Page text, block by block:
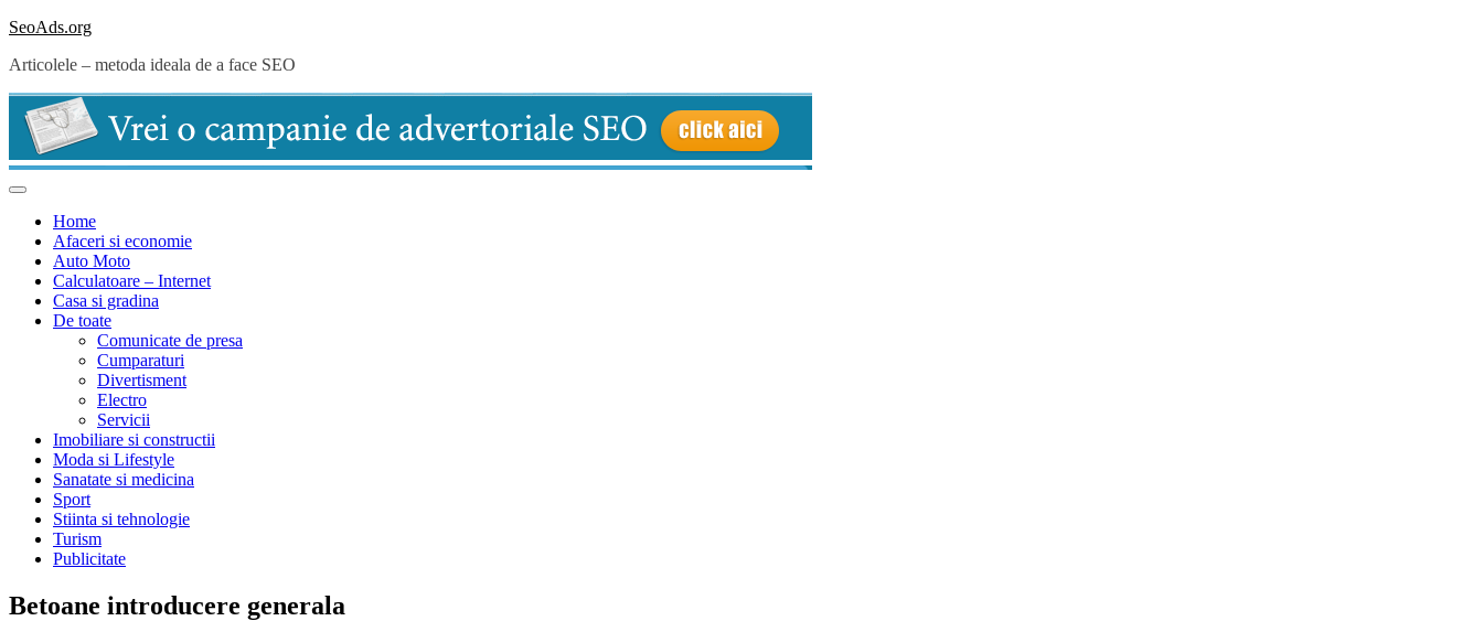
Skip
content
SeoAds.org
Articolele – metoda ideala de a face SEO
Home
Afaceri si economie
Auto Moto
Calculatoare – Internet
Casa si gradina
De toate
Comunicate de presa
Cumparaturi
Divertisment
Electro
Servicii
Imobiliare si constructii
Moda si Lifestyle
Sanatate si medicina
Sport
Stiinta si tehnologie
Turism
Publicitate
Betoane introducere generala